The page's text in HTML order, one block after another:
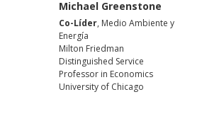
Michael Greenstone
Co-Líder, Medio Ambiente y
Energía
Milton Friedman
Distinguished Service
Professor in Economics
University of Chicago